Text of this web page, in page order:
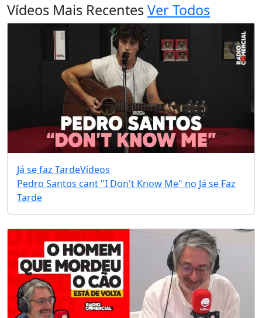
Vídeos Mais RecentesVer Todos
Já se faz TardeVídeos
Pedro Santos cant "I Don't Know Me" no Já se Faz
Tarde